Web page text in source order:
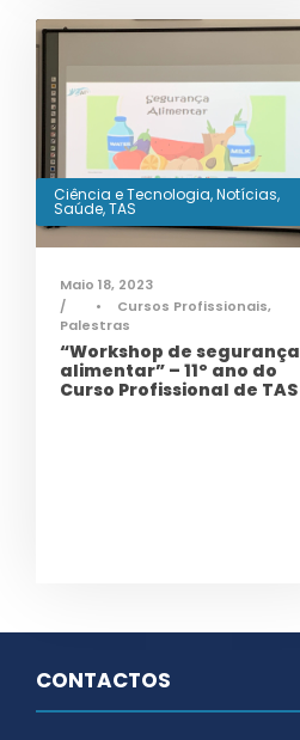
Ciência e Tecnologia,Notícias,
Saúde,TAS
Maio 18, 2023
•
Cursos Profissionais,
Palestras
“Workshop de segurança
alimentar” – 11º ano do
Curso Profissional de TAS
CONTACTOS